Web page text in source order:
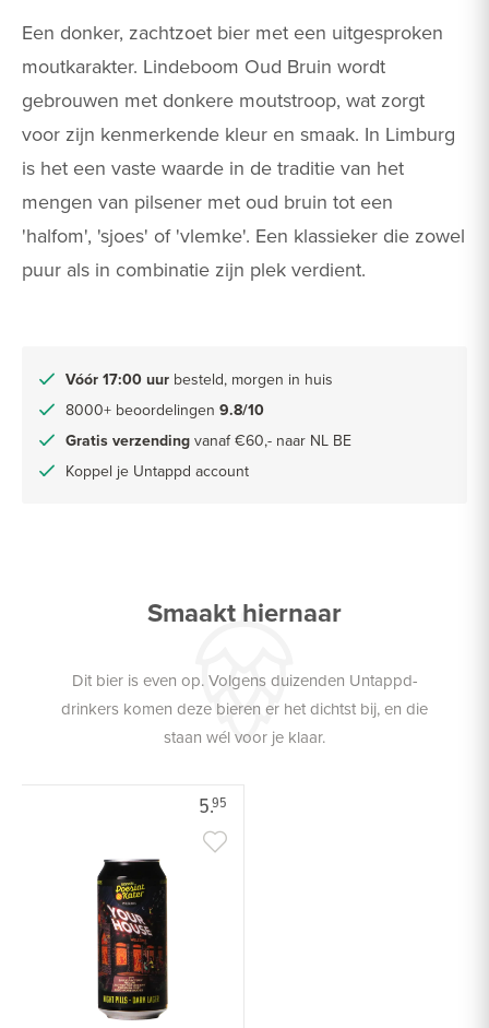
Een donker, zachtzoet bier met een uitgesproken
moutkarakter. Lindeboom Oud Bruin wordt
gebrouwen met donkere moutstroop, wat zorgt
voor zijn kenmerkende kleur en smaak. In Limburg
is het een vaste waarde in de traditie van het
mengen van pilsener met oud bruin tot een
'halfom', 'sjoes' of 'vlemke'. Een klassieker die zowel
puur als in combinatie zijn plek verdient.
Vóór 17:00 uur besteld, morgen in huis
8000+ beoordelingen 9.8/10
Gratis verzending vanaf €60,- naar NL BE
Koppel je Untappd account
Smaakt hiernaar
Dit bier is even op. Volgens duizenden Untappd-
drinkers komen deze bieren er het dichtst bij, en die
staan wél voor je klaar.
5.95